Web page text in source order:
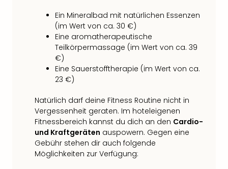
Ein Mineralbad mit natürlichen Essenzen
(im Wert von ca. 30 €)
Eine aromatherapeutische
Teilkörpermassage (im Wert von ca. 39
€)
Eine Sauerstofftherapie (im Wert von ca.
23 €)
Natürlich darf deine Fitness Routine nicht in
Vergessenheit geraten. Im hoteleigenen
Fitnessbereich kannst du dich an den Cardio-
und Kraftgeräten auspowern. Gegen eine
Gebühr stehen dir auch folgende
Möglichkeiten zur Verfügung: